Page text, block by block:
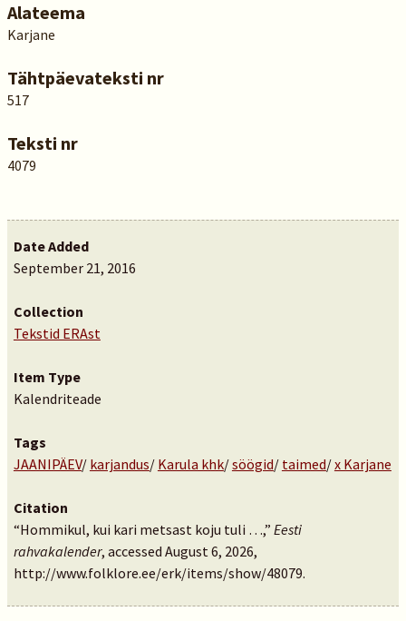
Alateema
Karjane
Tähtpäevateksti nr
517
Teksti nr
4079
Date Added
September 21, 2016
Collection
Tekstid ERAst
Item Type
Kalendriteade
Tags
JAANIPÄEV/ karjandus/ Karula khk/söögid/ taimed/x Karjane
Citation
“Hommikul, kui kari metsast koju tuli …,” Eesti
rahvakalender, accessed August 6, 2026,
http://www.folklore.ee/erk/items/show/48079.